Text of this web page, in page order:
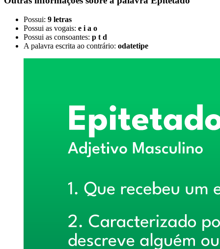
Possui: 9 letras
Possui as vogais: e i a o
Possui as consoantes: p t d
A palavra escrita ao contrário: odatetipe